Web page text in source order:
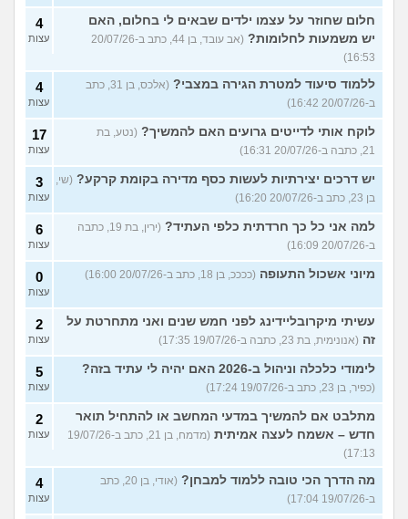
חלום שחוזר על עצמו ילדים שבאים לי בחלום, האם
יש משמעות לחלומות?
(אב עובד, בן 44, כתב ב-20/07/26
16:53)
4
עצות
ללמוד סיעוד למטרת הגירה במצבי?
(אלכס, בן 31, כתב
ב-20/07/26 16:42)
4
עצות
לוקח אותי לדייטים גרועים האם להמשיך? (נטע, בת
21, כתבה ב-20/07/26 16:31)
17
עצות
יש דרכים יצירתיות לעשות כסף מדירה בקומת קרקע? (שי,
בן 23, כתב ב-20/07/26 16:20)
3
עצות
למה אני כל כך חרדתית כלפי העתיד?
(ירין, בת 19, כתבה
ב-20/07/26 16:09)
6
עצות
מיוני אשכול התעופה (ככככ, בן 18, כתב ב-20/07/26 16:00) 0
עצות
עשיתי מיקרובליידינג לפני חמש שנים ואני מתחרטת על
זה (אנונימית, בת 23, כתבה ב-19/07/26 17:35)
2
עצות
לימודי כלכלה וניהול ב-2026 האם יהיה לי עתיד בזה?
(כפיר, בן 23, כתב ב-19/07/26 17:24)
5
עצות
מתלבט אם להמשיך במדעי המחשב או להתחיל תואר
חדש – אשמח לעצה אמיתית
(מדמח, בן 21, כתב ב-19/07/26
17:13)
2
עצות
מה הדרך הכי טובה ללמוד למבחן?
(אודי, בן 20, כתב
ב-19/07/26 17:04)
4
עצות